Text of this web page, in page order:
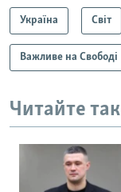
Україна Світ
Важливе на Свободі
Читайте